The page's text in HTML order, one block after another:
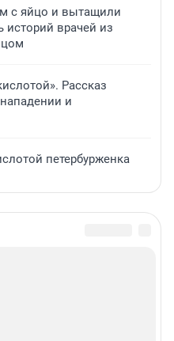
с яйцо и вытащили
историй врачей из
Рассказ
и
петербурженка